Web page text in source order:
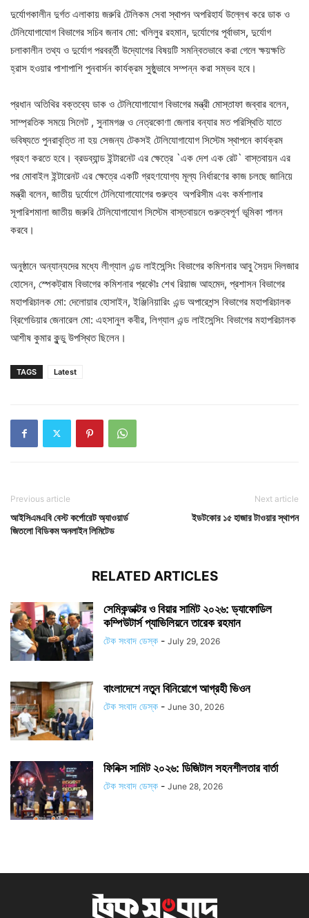
দুর্যোগকালীন দুর্গত এলাকায় জরুরি টেলিকম সেবা স্থাপন অপরিহার্য উল্লেখ করে ডাক ও
টেলিযোগাযোগ বিভাগের সচিব জনাব মো: খলিলুর রহমান, দুর্যোগের পূর্বাভাস, দুর্যোগ
চলাকালীন তথ্য ও দুর্যোগ পরবর্র্তী উদ্যোগের বিষয়টি সমন্বিতভাবে করা গেলে ক্ষয়ক্ষতি
হ্রাস হওয়ার পাশাপাশি পুনবার্সন কার্যক্রম সুষ্ঠুভাবে সম্পন্ন করা সম্ভব হবে।
প্রধান অতিথির বক্তব্যে ডাক ও টেলিযোগাযোগ বিভাগের মন্ত্রী মোস্তাফা জব্বার বলেন,
সাম্প্রতিক সময়ে সিলেট , সুনামগঞ্জ ও নেত্রকোণা জেলার বন্যার মত পরিস্থিতি যাতে
ভবিষ্যতে পুনরাবৃত্তি না হয় সেজন্য টেকসই টেলিযোগাযোগ সিস্টেম স্থাপনে কার্যক্রম
গ্রহণ করতে হবে। ব্রডব্যান্ড ইন্টারনেট এর ক্ষেত্রে `এক দেশ এক রেট` বাস্তবায়ন এর
পর মোবাইল ইন্টারেনট এর ক্ষেত্রে একটি গ্রহণযোগ্য মূল্য নির্ধারণের কাজ চলছে জানিয়ে
মন্ত্রী বলেন, জাতীয় দুর্যোগে টেলিযোগাযোগের গুরুত্ব অপরিসীম এবং কর্মশালার
সূপারিশমালা জাতীয় জরুরি টেলিযোগাযোগ সিস্টেম বাস্তবায়নে গুরুত্বপূর্ণ ভূমিকা পালন
করবে।
অনুষ্ঠানে অন্যান্যদের মধ্যে লীগ্যাল এন্ড লাইসেন্সিং বিভাগের কমিশনার আবু সৈয়দ দিলজার
হোসেন, স্পেকট্রাম বিভাগের কমিশনার প্রকৌঃ শেখ রিয়াজ আহমেদ, প্রশাসন বিভাগের
মহাপরিচালক মো: দেলোয়ার হোসাইন, ইঞ্জিনিয়ারিং এন্ড অপারেশন্স বিভাগের মহাপরিচালক
ব্রিগেডিয়ার জেনারেল মো: এহসানুল কবীর, লিগ্যাল এন্ড লাইসেন্সিং বিভাগের মহাপরিচালক
আশীষ কুমার কুন্ডু উপস্থিত ছিলেন।
TAGS Latest
Previous article
আইসিএমএবি বেস্ট কর্পোরেট অ্যাওয়ার্ড
জিতলো বিডিকম অনলাইন লিমিটেড
Next article
ইডটকোর ১৫ হাজার টাওয়ার স্থাপন
RELATED ARTICLES
সেমিকন্ডাক্টর ও বিয়ার সামিট ২০২৬: ড্যাফোডিল
কম্পিউটার্স প্যাভিলিয়নে তারেক রহমান
টেক সংবাদ ডেস্ক - July 29, 2026
বাংলাদেশে নতুন বিনিয়োগে আগ্রহী ভিওন
টেক সংবাদ ডেস্ক - June 30, 2026
ফিনিক্স সামিট ২০২৬: ডিজিটাল সহনশীলতার বার্তা
টেক সংবাদ ডেস্ক - June 28, 2026